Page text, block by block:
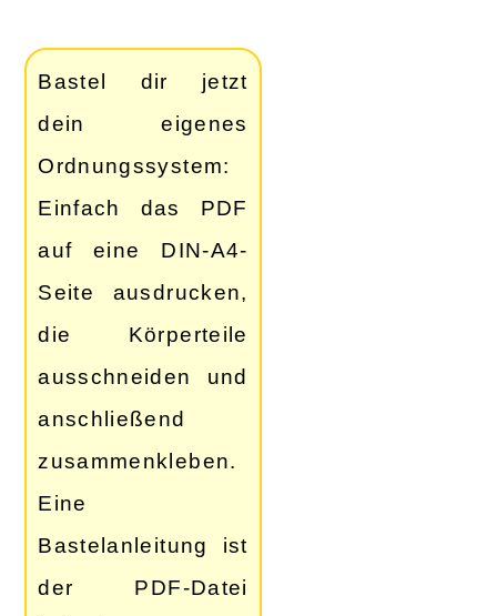
Bastel dir jetzt
dein eigenes
Ordnungssystem:
Einfach das PDF
auf eine DIN-A4-
Seite ausdrucken,
die Körperteile
ausschneiden und
anschließend
zusammenkleben.
Eine
Bastelanleitung ist
der PDF-Datei